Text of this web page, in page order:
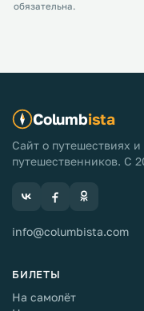
обязательна.
Columbista
Сайт о путешествиях и
путешественников. С
info@columbista.com
БИЛЕТЫ
На самолёт